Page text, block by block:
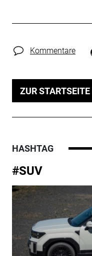
Kommentare
ZUR STARTSEITE
HASHTAG
#SUV